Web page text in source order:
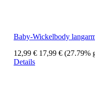
Baby-Wickelbody
12,99 € 17,99 € (27.79%
Details